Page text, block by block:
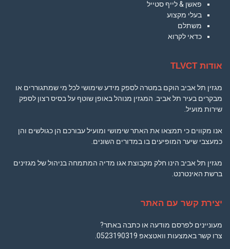
פאשן & לייף סטייל
בעלי מקצוע
משתלם
כדאי לקרוא
אודות TLVCT
מגזין תל אביב הוקם במטרה לספק מידע שימושי לכל מי שמתגוררים או
מבקרים בעיר תל אביב. המגזין מנוהל באופן שוטף על בסיס רצון לספק
שירות מועיל.
אנו מקווים כי תמצאו את האתר שימושי ומועיל עבורכם הן כגולשים והן
כמעצבי שיער המופיעים בו במדורים השונים.
מגזין תל אביב הינו חלק מקבוצת אגו מדיה המתמחה בניהול של מגזינים
ברשת האינטרנט.
יצירת קשר עם האתר
מעוניינים לפרסם מודעה או כתבה באתר?
צרו קשר באמצעות וואטצאפ 0523190319